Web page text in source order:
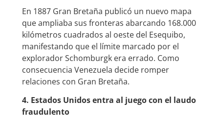
En 1887 Gran Bretaña publicó un nuevo mapa
que ampliaba sus fronteras abarcando 168.000
kilómetros cuadrados al oeste del Esequibo,
manifestando que el límite marcado por el
explorador Schomburgk era errado. Como
consecuencia Venezuela decide romper
relaciones con Gran Bretaña.
4. Estados Unidos entra al juego con el laudo
fraudulento